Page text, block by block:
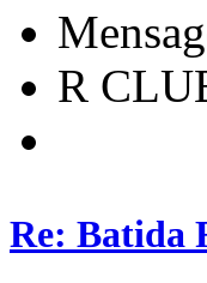
R
Re: Batida